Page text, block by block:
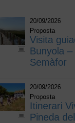
20/09/2026
Proposta
Visita
Bunyola
Semàfor
20/09/2026
Proposta
Itinerari
Pineda